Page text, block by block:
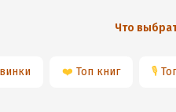
Что
❤️ Топ книг 🎙